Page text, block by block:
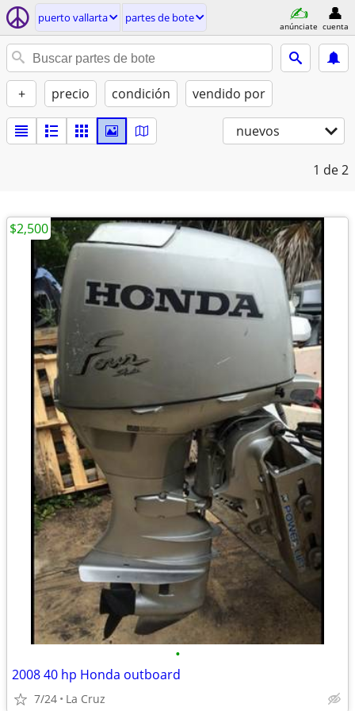
puerto vallarta partes de bote
anúnciate cuenta
+ precio condición vendido por
nuevos
1 de 2
•
2008 40 hp Honda outboard
7/24 La Cruz
$2,500